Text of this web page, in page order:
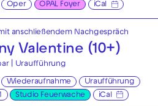
Oper OPAL Foyer iCal
mit anschließendem Nachgespräch
Valentine (10+)
| Uraufführung
Wiederaufnahme
Uraufführung
Studio Feuerwache iCal